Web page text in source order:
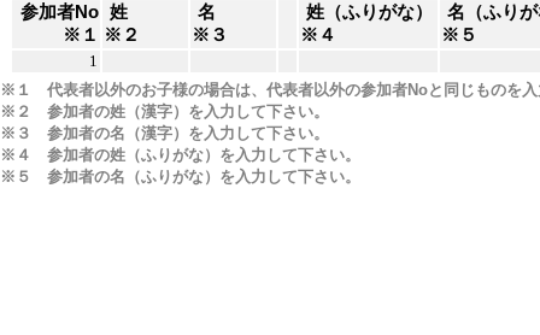
参加者No
※１
姓
※２
名
※３
姓（ふりがな）
※４
名（ふり
※５
1
※１ 代表者以外のお子様の場合は、代表者以外の参加者Noと同じものを入
※２ 参加者の姓（漢字）を入力して下さい。
※３ 参加者の名（漢字）を入力して下さい。
※４ 参加者の姓（ふりがな）を入力して下さい。
※５ 参加者の名（ふりがな）を入力して下さい。